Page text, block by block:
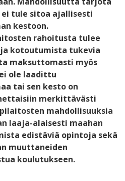
tule sitoa ajallisesti
kestoon.
rahoitusta tulee
kotoutumista tukevia
maksuttomasti myös
ole laadittu
tai sen kesto on
merkittävästi
mahdollisuuksia
laaja-alaisesti maahan
edistäviä opintoja sekä
muuttaneiden
koulutukseen.